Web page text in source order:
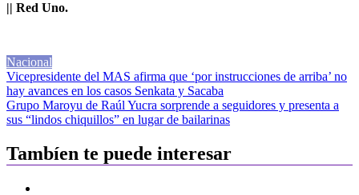
|| Red Uno.
Nacional
Navegación
de
entradas
Vicepresidente del MAS afirma que ‘por instrucciones de arriba’ no
hay avances en los casos Senkata y Sacaba
Grupo Maroyu de Raúl Yucra sorprende a seguidores y presenta a
sus “lindos chiquillos” en lugar de bailarinas
Tambíen te puede interesar